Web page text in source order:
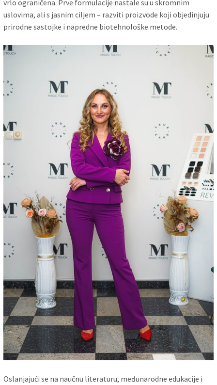
vrlo ograničena. Prve formulacije nastale su u skromnim
uslovima, ali s jasnim ciljem – razviti proizvode koji objedinjuju
prirodne sastojke i napredne biotehnološke metode.
Oslanjajući se na naučnu literaturu, međunarodne edukacije i